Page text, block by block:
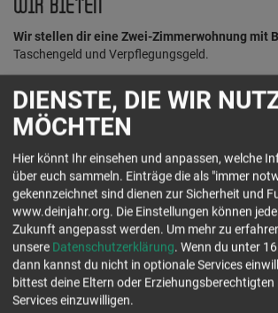
WIR BIETEN
Wir stellen dir eine Zwei-Zimmerwohnung mit
Taschengeld und Verpflegungsgeld.
der Ostsee missionarischen Gemeindeaufbau zu
freuen wir uns sehr über eine Bewerbung von dir.
DEIN KONTAKT
Ev.-Luth. Kirchengemeinde Neustadt
Kirchenstr. 7
23730 Neustadt in Holstein
Tel.: 04561 5282932
www.stadtkirche-neustadt.de
DIENSTE, DIE WIR
MÖCHTEN
Hier könnt Ihr einsehen und anpassen, welche
über euch sammeln. Einträge die als "immer
gekennzeichnet sind dienen zur Sicherheit und
www.deinjahr.org. Die Einstellungen können
Zukunft angepasst werden. Um mehr zu
unsere Datenschutzerklärung. Wenn du unter
dann kannst du nicht in optionale Services
bittest deine Eltern oder Erziehungsberechtigten
Services einzuwilligen.